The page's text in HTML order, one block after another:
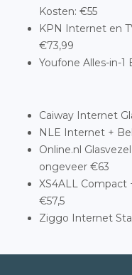
Kosten: €55
KPN Internet en
€73,99
Youfone Alles-in-1
Caiway Internet
NLE Internet +
Online.nl
ongeveer €63
XS4ALL Compact
€57,5
Ziggo Internet